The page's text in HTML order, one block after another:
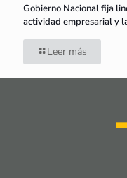
Gobierno Nacional fija
actividad empresarial y
Leer más